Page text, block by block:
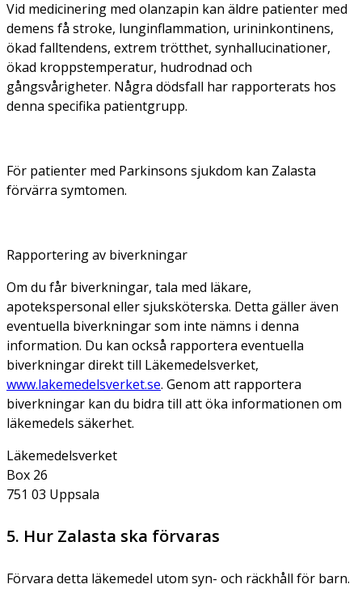
Vid medicinering med olanzapin kan äldre patienter med
demens få stroke, lunginflammation, urininkontinens,
ökad falltendens, extrem trötthet, synhallucinationer,
ökad kroppstemperatur, hudrodnad och
gångsvårigheter. Några dödsfall har rapporterats hos
denna specifika patientgrupp.
För patienter med Parkinsons sjukdom kan Zalasta
förvärra symtomen.
Rapportering av biverkningar
Om du får biverkningar, tala med läkare,
apotekspersonal eller sjuksköterska. Detta gäller även
eventuella biverkningar som inte nämns i denna
information. Du kan också rapportera eventuella
biverkningar direkt till Läkemedelsverket,
www.lakemedelsverket.se. Genom att rapportera
biverkningar kan du bidra till att öka informationen om
läkemedels säkerhet.
Läkemedelsverket
Box 26
751 03 Uppsala
5. Hur Zalasta ska förvaras
Förvara detta läkemedel utom syn- och räckhåll för barn.